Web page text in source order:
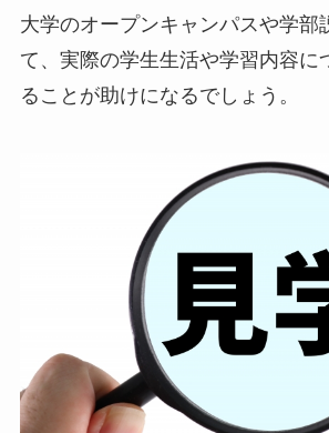
大学のオープンキャンパスや学部
て、実際の学生生活や学習内容に
ることが助けになるでしょう。